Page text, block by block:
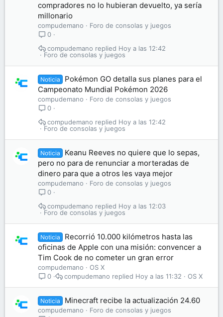
compradores no lo hubieran devuelto, ya sería
millonario
compudemano
Foro de consolas y juegos
0
Foro de consolas y juegos
Hoy a las 12:42
compudemano
Noticia
Pokémon GO detalla sus planes para el
Campeonato Mundial Pokémon 2026
compudemano
Foro de consolas y juegos
0
Foro de consolas y juegos
Hoy a las 12:42
compudemano
Noticia
Keanu Reeves no quiere que lo sepas,
pero no para de renunciar a morteradas de
dinero para que a otros les vaya mejor
compudemano
Foro de consolas y juegos
0
Foro de consolas y juegos
Hoy a las 12:03
compudemano
Noticia
Recorrió 10.000 kilómetros hasta las
oficinas de Apple con una misión: convencer a
Tim Cook de no cometer un gran error
compudemano
OS X
0
OS X
Hoy a las 11:32
compudemano
Noticia Minecraft recibe la actualización 24.60
compudemano
Foro de consolas y juegos